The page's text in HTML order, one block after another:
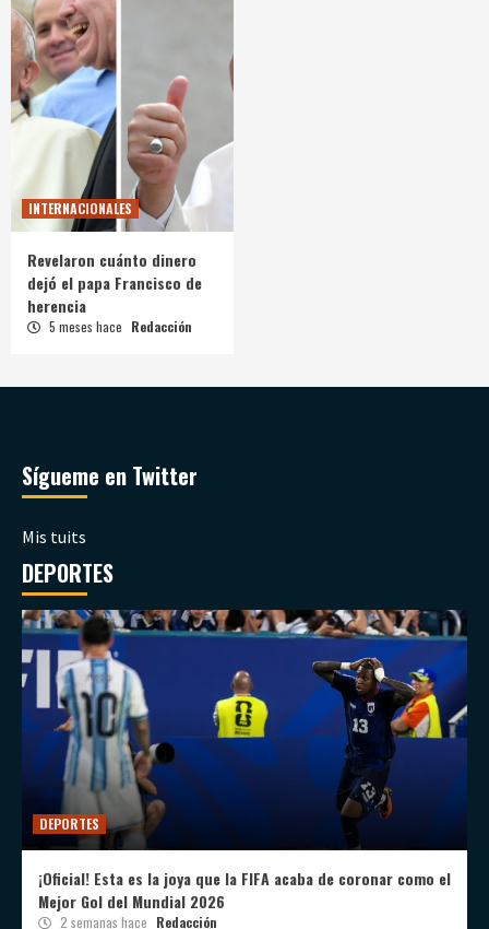
INTERNACIONALES
Revelaron cuánto dinero
dejó el papa Francisco de
herencia
5 meses hace Redacción
Sígueme en Twitter
Mis tuits
DEPORTES
DEPORTES
¡Oficial! Esta es la joya que la FIFA acaba de coronar como el
Mejor Gol del Mundial 2026
2 semanas hace Redacción